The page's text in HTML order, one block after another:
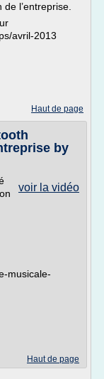
l’entreprise.
avril-2013
Haut de page
by
voir la vidéo
musicale-
Haut de page